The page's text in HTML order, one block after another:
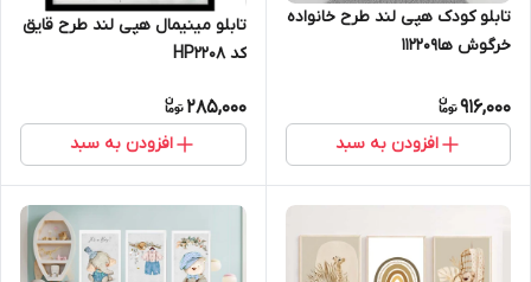
تابلو کودک هپی لند طرح خانواده
خرگوش ها112209
916,000
افزودن به سبد
تابلو مینیمال هپی لند طرح قایق
کد HP2208
285,000
افزودن به سبد